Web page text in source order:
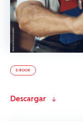
E-BOOK
Descargar